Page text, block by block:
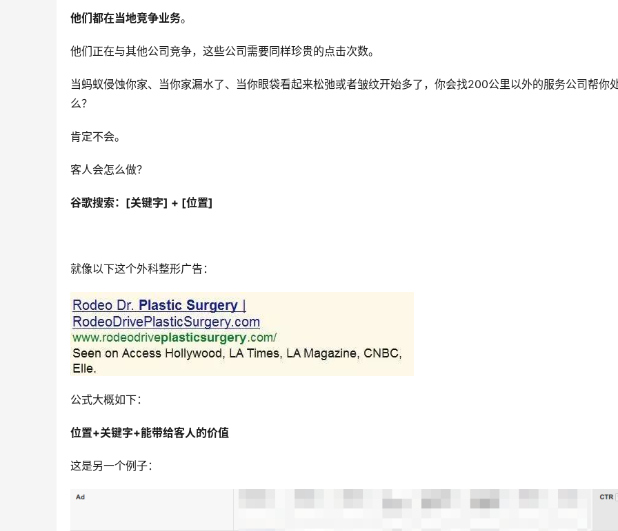
他们都在当地竞争业务。
他们正在与其他公司竞争，这些公司需要同样珍贵的点击次数。
当蚂蚁侵蚀你家、当你家漏水了、当你眼袋看起来松弛或者皱纹开始多了，你会找200公里以外的服务公司帮你
么？
肯定不会。
客人会怎么做？
谷歌搜索：[关键字] + [位置]
就像以下这个外科整形广告：
公式大概如下：
位置+关键字+能带给客人的价值
这是另一个例子：